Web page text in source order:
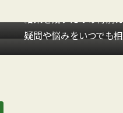
疑問や悩みをいつでも